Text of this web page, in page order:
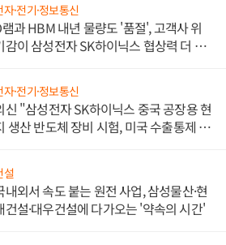
자·전기·정보통신
과 HBM 내년 물량도 '품절', 고객사 위
감이 삼성전자 SK하이닉스 협상력 더 키
자·전기·정보통신
신 "삼성전자 SK하이닉스 중국 공장용 현
생산 반도체 장비 시험, 미국 수출통제 대
설
내외서 속도 붙는 원전 사업, 삼성물산·현
건설·대우건설에 다가오는 '약속의 시간'